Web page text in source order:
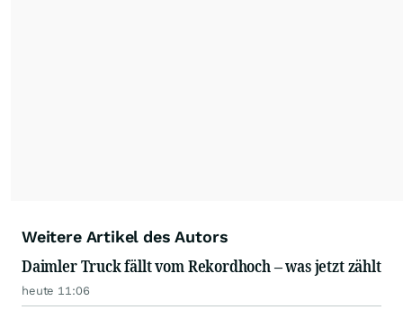
Weitere Artikel des Autors
Daimler Truck fällt vom Rekordhoch – was jetzt zählt
heute 11:06